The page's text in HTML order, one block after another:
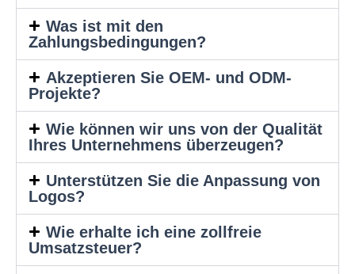
Was ist mit den
Zahlungsbedingungen?
Akzeptieren Sie OEM- und ODM-
Projekte?
Wie können wir uns von der Qualität
Ihres Unternehmens überzeugen?
Unterstützen Sie die Anpassung von
Logos?
Wie erhalte ich eine zollfreie
Umsatzsteuer?